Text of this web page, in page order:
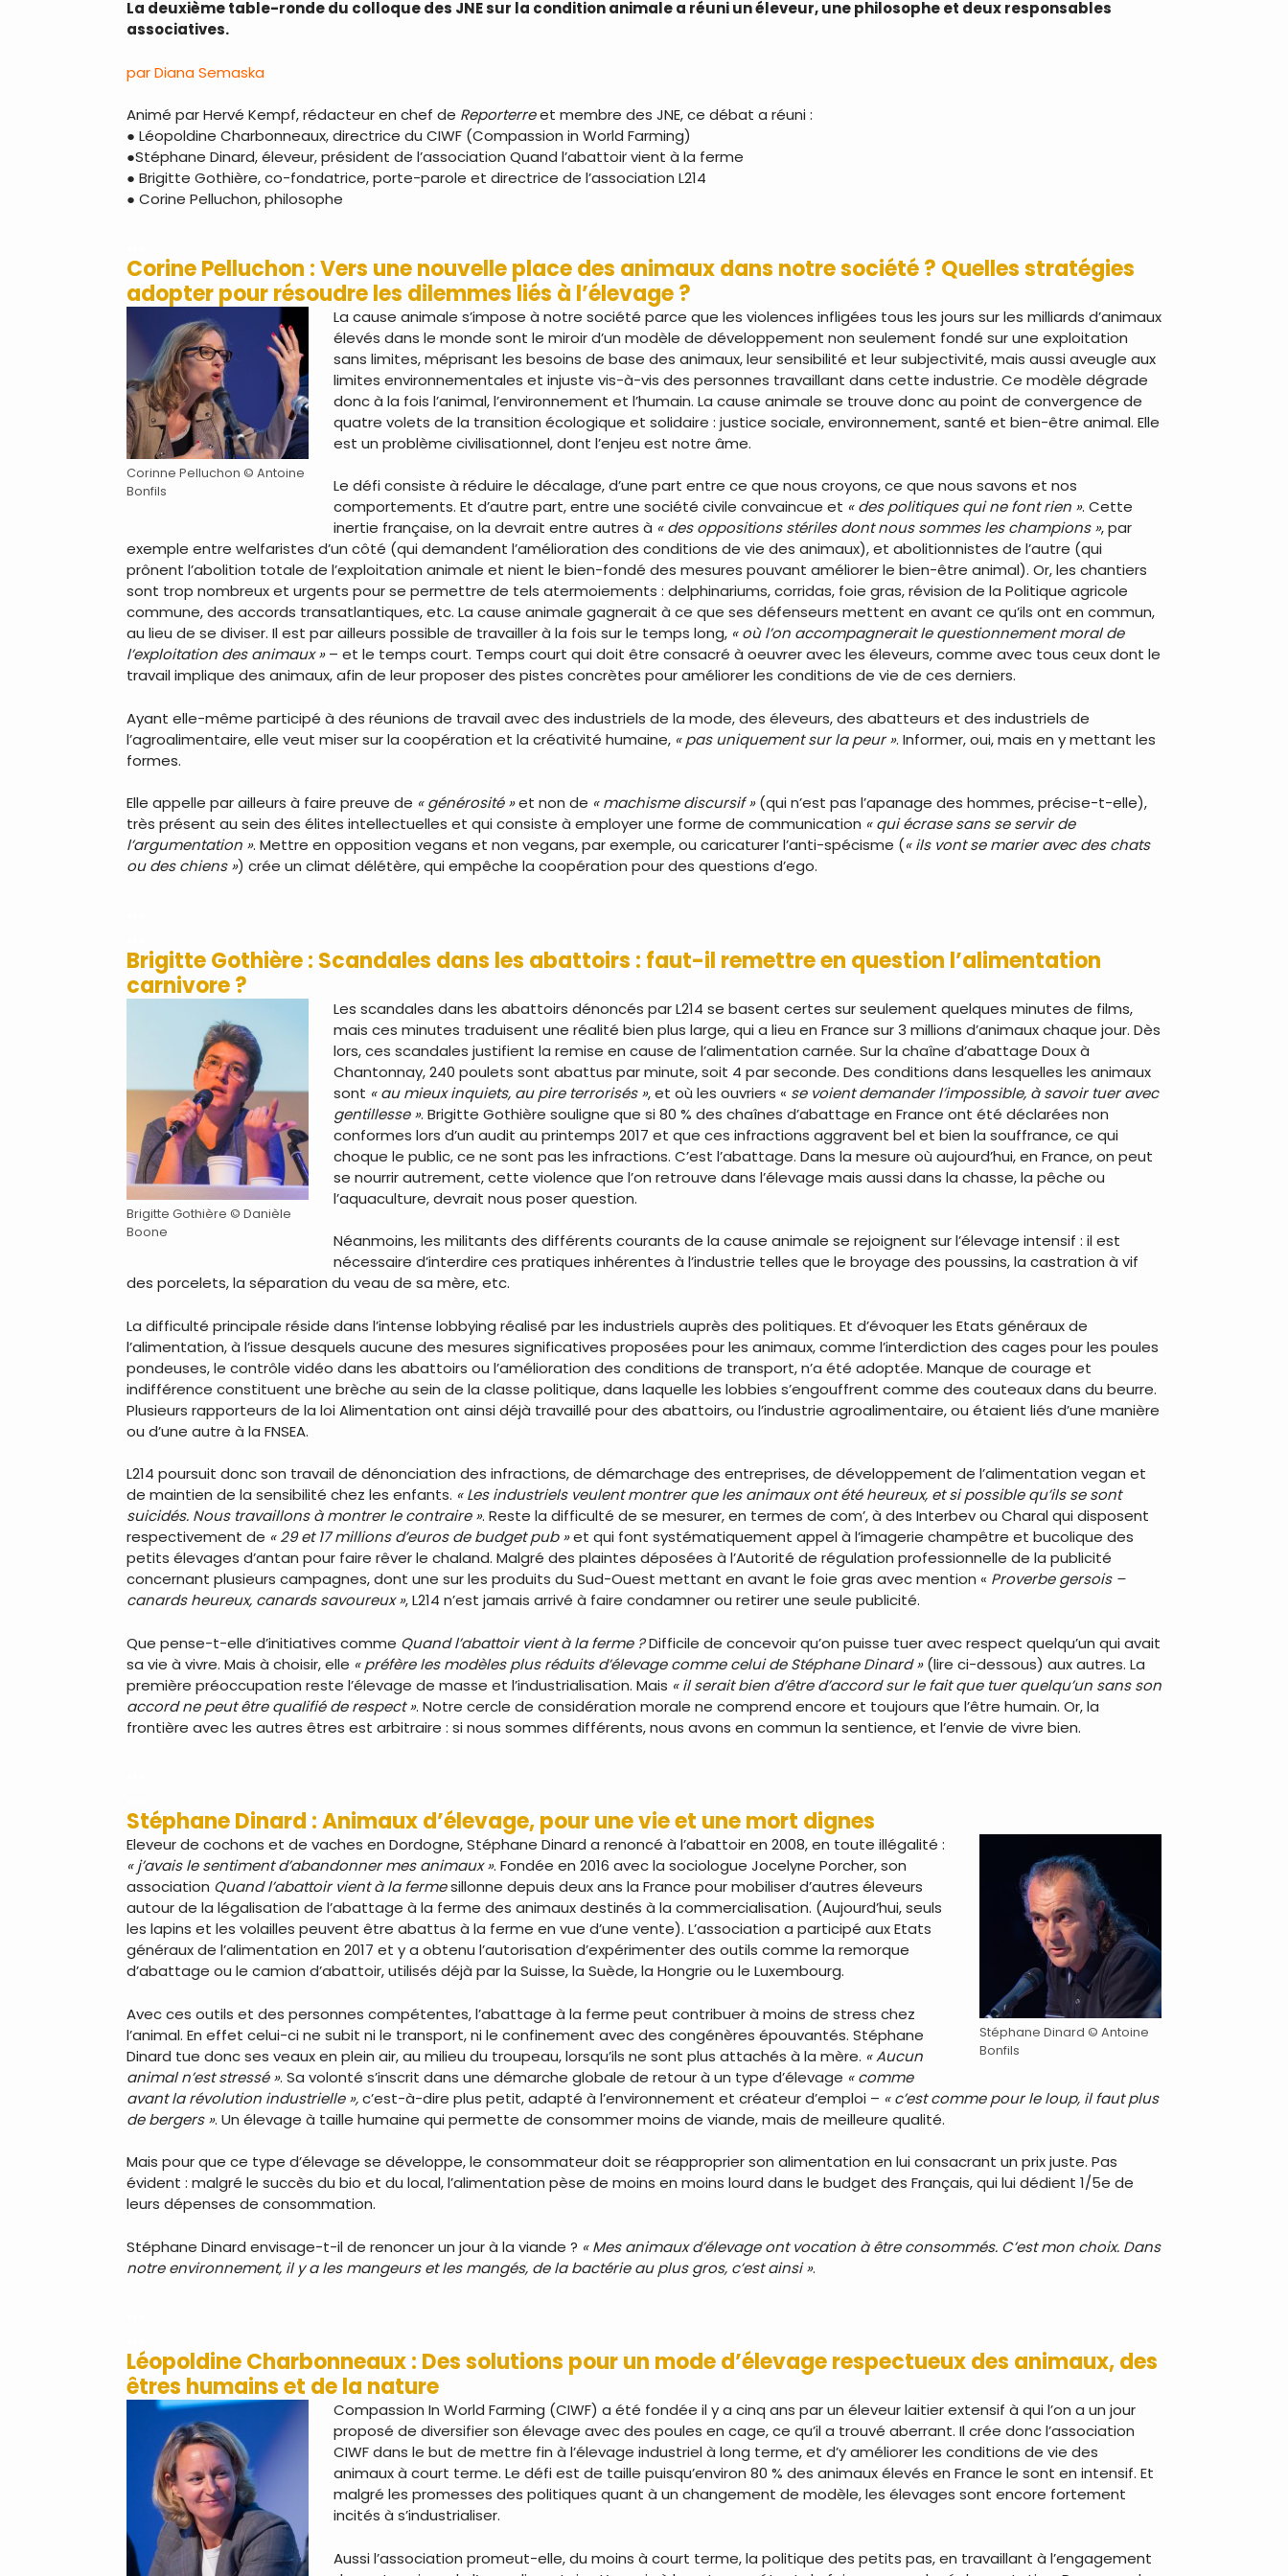
La deuxième table-ronde du colloque des JNE sur la condition animale a réuni un éleveur, une philosophe et deux responsables
associatives.
par Diana Semaska
Animé par Hervé Kempf, rédacteur en chef de Reporterreet membre des JNE, ce débat a réuni :
● Léopoldine Charbonneaux, directrice du CIWF (Compassion in World Farming)
●Stéphane Dinard, éleveur, président de l’association Quand l’abattoir vient à la ferme
● Brigitte Gothière, co-fondatrice, porte-parole et directrice de l’association L214
● Corine Pelluchon, philosophe
Corine Pelluchon : Vers une nouvelle place des animaux dans notre société ? Quelles stratégies
adopter pour résoudre les dilemmes liés à l’élevage ?
Corinne Pelluchon © Antoine
Bonfils
La cause animale s’impose à notre société parce que les violences infligées tous les jours sur les milliards d’animaux
élevés dans le monde sont le miroir d’un modèle de développement non seulement fondé sur une exploitation
sans limites, méprisant les besoins de base des animaux, leur sensibilité et leur subjectivité, mais aussi aveugle aux
limites environnementales et injuste vis-à-vis des personnes travaillant dans cette industrie. Ce modèle dégrade
donc à la fois l’animal, l’environnement et l’humain. La cause animale se trouve donc au point de convergence de
quatre volets de la transition écologique et solidaire : justice sociale, environnement, santé et bien-être animal. Elle
est un problème civilisationnel, dont l’enjeu est notre âme.
Le défi consiste à réduire le décalage, d’une part entre ce que nous croyons, ce que nous savons et nos
comportements. Et d’autre part, entre une société civile convaincue et « des politiques qui ne font rien ». Cette
inertie française, on la devrait entre autres à « des oppositions stériles dont nous sommes les champions », par
exemple entre welfaristes d’un côté (qui demandent l’amélioration des conditions de vie des animaux), et abolitionnistes de l’autre (qui
prônent l’abolition totale de l’exploitation animale et nient le bien-fondé des mesures pouvant améliorer le bien-être animal). Or, les chantiers
sont trop nombreux et urgents pour se permettre de tels atermoiements : delphinariums, corridas, foie gras, révision de la Politique agricole
commune, des accords transatlantiques, etc. La cause animale gagnerait à ce que ses défenseurs mettent en avant ce qu’ils ont en commun,
au lieu de se diviser. Il est par ailleurs possible de travailler à la fois sur le temps long, « où l’on accompagnerait le questionnement moral de
l’exploitation des animaux »– et le temps court. Temps court qui doit être consacré à oeuvrer avec les éleveurs, comme avec tous ceux dont le
travail implique des animaux, afin de leur proposer des pistes concrètes pour améliorer les conditions de vie de ces derniers.
Ayant elle-même participé à des réunions de travail avec des industriels de la mode, des éleveurs, des abatteurs et des industriels de
l’agroalimentaire, elle veut miser sur la coopération et la créativité humaine, « pas uniquement sur la peur ». Informer, oui, mais en y mettant les
formes.
Elle appelle par ailleurs à faire preuve de « générosité »et non de « machisme discursif »(qui n’est pas l’apanage des hommes, précise-t-elle),
très présent au sein des élites intellectuelles et qui consiste à employer une forme de communication « qui écrase sans se servir de
l’argumentation ». Mettre en opposition vegans et non vegans, par exemple, ou caricaturer l’anti-spécisme (« ils vont se marier avec des chats
ou des chiens ») crée un climat délétère, qui empêche la coopération pour des questions d’ego.
Brigitte Gothière : Scandales dans les abattoirs : faut-il remettre en question l’alimentation
carnivore ?
Brigitte Gothière © Danièle
Boone
Les scandales dans les abattoirs dénoncés par L214 se basent certes sur seulement quelques minutes de films,
mais ces minutes traduisent une réalité bien plus large, qui a lieu en France sur 3 millions d’animaux chaque jour. Dès
lors, ces scandales justifient la remise en cause de l’alimentation carnée. Sur la chaîne d’abattage Doux à
Chantonnay, 240 poulets sont abattus par minute, soit 4 par seconde. Des conditions dans lesquelles les animaux
sont « au mieux inquiets, au pire terrorisés », et où les ouvriers « se voient demander l’impossible, à savoir tuer avec
gentillesse ». Brigitte Gothière souligne que si 80 % des chaînes d’abattage en France ont été déclarées non
conformes lors d’un audit au printemps 2017 et que ces infractions aggravent bel et bien la souffrance, ce qui
choque le public, ce ne sont pas les infractions. C’est l’abattage. Dans la mesure où aujourd’hui, en France, on peut
se nourrir autrement, cette violence que l’on retrouve dans l’élevage mais aussi dans la chasse, la pêche ou
l’aquaculture, devrait nous poser question.
Néanmoins, les militants des différents courants de la cause animale se rejoignent sur l’élevage intensif : il est
nécessaire d’interdire ces pratiques inhérentes à l’industrie telles que le broyage des poussins, la castration à vif
des porcelets, la séparation du veau de sa mère, etc.
La difficulté principale réside dans l’intense lobbying réalisé par les industriels auprès des politiques. Et d’évoquer les Etats généraux de
l’alimentation, à l’issue desquels aucune des mesures significatives proposées pour les animaux, comme l’interdiction des cages pour les poules
pondeuses, le contrôle vidéo dans les abattoirs ou l’amélioration des conditions de transport, n’a été adoptée. Manque de courage et
indifférence constituent une brèche au sein de la classe politique, dans laquelle les lobbies s’engouffrent comme des couteaux dans du beurre.
Plusieurs rapporteurs de la loi Alimentation ont ainsi déjà travaillé pour des abattoirs, ou l’industrie agroalimentaire, ou étaient liés d’une manière
ou d’une autre à la FNSEA.
L214 poursuit donc son travail de dénonciation des infractions, de démarchage des entreprises, de développement de l’alimentation vegan et
de maintien de la sensibilité chez les enfants. « Les industriels veulent montrer que les animaux ont été heureux, et si possible qu’ils se sont
suicidés. Nous travaillons à montrer le contraire ». Reste la difficulté de se mesurer, en termes de com’, à des Interbev ou Charal qui disposent
respectivement de « 29 et 17 millions d’euros de budget pub »et qui font systématiquement appel à l’imagerie champêtre et bucolique des
petits élevages d’antan pour faire rêver le chaland. Malgré des plaintes déposées à l’Autorité de régulation professionnelle de la publicité
concernant plusieurs campagnes, dont une sur les produits du Sud-Ouest mettant en avant le foie gras avec mention « Proverbe gersois –
canards heureux, canards savoureux », L214 n’est jamais arrivé à faire condamner ou retirer une seule publicité.
Que pense-t-elle d’initiatives comme Quand l’abattoir vient à la ferme ?Difficile de concevoir qu’on puisse tuer avec respect quelqu’un qui avait
sa vie à vivre. Mais à choisir, elle « préfère les modèles plus réduits d’élevage comme celui de Stéphane Dinard »(lire ci-dessous) aux autres. La
première préoccupation reste l’élevage de masse et l’industrialisation. Mais « il serait bien d’être d’accord sur le fait que tuer quelqu’un sans son
accord ne peut être qualifié de respect ». Notre cercle de considération morale ne comprend encore et toujours que l’être humain. Or, la
frontière avec les autres êtres est arbitraire : si nous sommes différents, nous avons en commun la sentience, et l’envie de vivre bien.
Stéphane Dinard : Animaux d’élevage, pour une vie et une mort dignes
Stéphane Dinard © Antoine
Bonfils
Eleveur de cochons et de vaches en Dordogne, Stéphane Dinard a renoncé à l’abattoir en 2008, en toute illégalité :
« j’avais le sentiment d’abandonner mes animaux ». Fondée en 2016 avec la sociologue Jocelyne Porcher, son
association Quand l’abattoir vient à la fermesillonne depuis deux ans la France pour mobiliser d’autres éleveurs
autour de la légalisation de l’abattage à la ferme des animaux destinés à la commercialisation. (Aujourd’hui, seuls
les lapins et les volailles peuvent être abattus à la ferme en vue d’une vente). L’association a participé aux Etats
généraux de l’alimentation en 2017 et y a obtenu l’autorisation d’expérimenter des outils comme la remorque
d’abattage ou le camion d’abattoir, utilisés déjà par la Suisse, la Suède, la Hongrie ou le Luxembourg.
Avec ces outils et des personnes compétentes, l’abattage à la ferme peut contribuer à moins de stress chez
l’animal. En effet celui-ci ne subit ni le transport, ni le confinement avec des congénères épouvantés. Stéphane
Dinard tue donc ses veaux en plein air, au milieu du troupeau, lorsqu’ils ne sont plus attachés à la mère. « Aucun
animal n’est stressé ». Sa volonté s’inscrit dans une démarche globale de retour à un type d’élevage « comme
avant la révolution industrielle »,c’est-à-dire plus petit, adapté à l’environnement et créateur d’emploi – « c’est comme pour le loup, il faut plus
de bergers ». Un élevage à taille humaine qui permette de consommer moins de viande, mais de meilleure qualité.
Mais pour que ce type d’élevage se développe, le consommateur doit se réapproprier son alimentation en lui consacrant un prix juste. Pas
évident : malgré le succès du bio et du local, l’alimentation pèse de moins en moins lourd dans le budget des Français, qui lui dédient 1/5e de
leurs dépenses de consommation.
Stéphane Dinard envisage-t-il de renoncer un jour à la viande ? « Mes animaux d’élevage ont vocation à être consommés. C’est mon choix. Dans
notre environnement, il y a les mangeurs et les mangés, de la bactérie au plus gros, c’est ainsi ».
Léopoldine Charbonneaux : Des solutions pour un mode d’élevage respectueux des animaux, des
êtres humains et de la nature
Compassion In World Farming (CIWF) a été fondée il y a cinq ans par un éleveur laitier extensif à qui l’on a un jour
proposé de diversifier son élevage avec des poules en cage, ce qu’il a trouvé aberrant. Il crée donc l’association
CIWF dans le but de mettre fin à l’élevage industriel à long terme, et d’y améliorer les conditions de vie des
animaux à court terme. Le défi est de taille puisqu’environ 80 % des animaux élevés en France le sont en intensif. Et
malgré les promesses des politiques quant à un changement de modèle, les élevages sont encore fortement
incités à s’industrialiser.
Aussi l’association promeut-elle, du moins à court terme, la politique des petits pas, en travaillant à l’engagement